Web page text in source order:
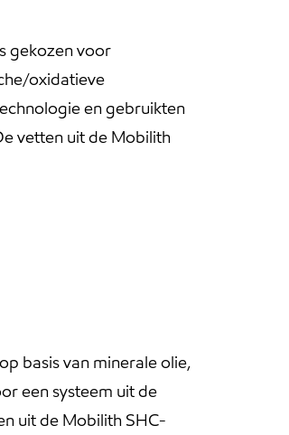
gekozen voor
oxidatieve
en gebruikten
vetten uit de Mobilith
basis van minerale olie,
een systeem uit de
uit de Mobilith SHC-